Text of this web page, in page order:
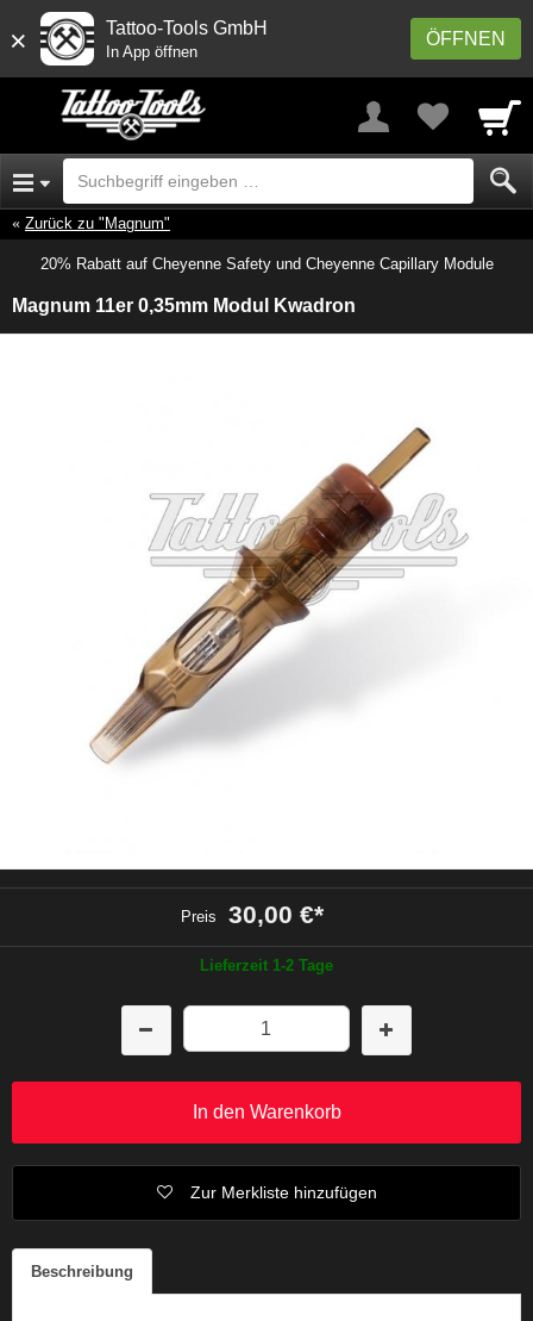
× ÖFFNEN
Tattoo-Tools GmbH
In App öffnen
Zurück zu "Magnum"
20% Rabatt auf Cheyenne Safety und Cheyenne Capillary Module
Magnum 11er 0,35mm Modul Kwadron
Preis 30,00 €*
Lieferzeit 1-2 Tage
In den Warenkorb
Zur Merkliste hinzufügen
Beschreibung